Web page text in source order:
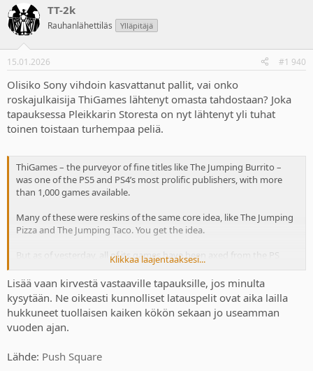
TT-2k
Rauhanlähettiläs Ylläpitäjä
15.01.2026 #1 940
Olisiko Sony vihdoin kasvattanut pallit, vai onko
roskajulkaisija ThiGames lähtenyt omasta tahdostaan? Joka
tapauksessa Pleikkarin Storesta on nyt lähtenyt yli tuhat
toinen toistaan turhempaa peliä.
ThiGames – the purveyor of fine titles like The Jumping Burrito –
was one of the PS5 and PS4’s most prolific publishers, with more
than 1,000 games available.
Many of these were reskins of the same core idea, like The Jumping
Pizza and The Jumping Taco. You get the idea.
But as of yesterday, all of its games have been axed from the PS
Store in all regions.
Klikkaa laajentaaksesi...
Lisää vaan kirvestä vastaaville tapauksille, jos minulta
kysytään. Ne oikeasti kunnolliset latauspelit ovat aika lailla
hukkuneet tuollaisen kaiken kökön sekaan jo useamman
vuoden ajan.
Lähde: Push Square